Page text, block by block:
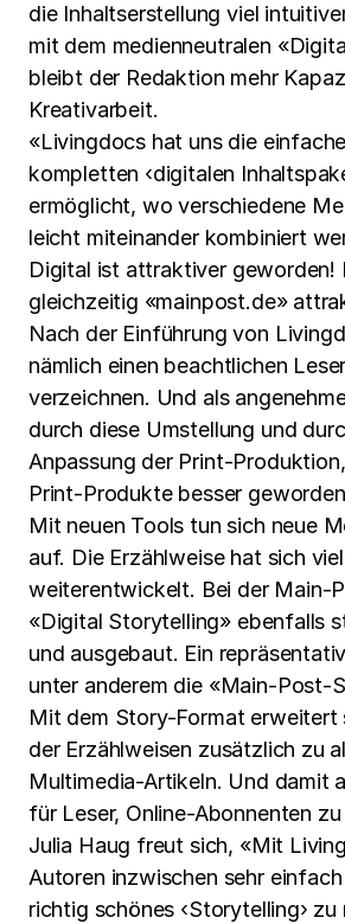
die Inhaltserstellung viel
mit dem medienneutralen
bleibt der Redaktion mehr
Kreativarbeit.
«Livingdocs hat uns die
kompletten ‹digitalen
ermöglicht, wo verschiedene
leicht miteinander kombiniert
Digital ist attraktiver geworden!
gleichzeitig «mainpost.de»
Nach der Einführung von
nämlich einen beachtlichen
verzeichnen. Und als
durch diese Umstellung und
Anpassung der Print-
Print-Produkte besser
Mit neuen Tools tun sich neue
auf. Die Erzählweise hat sich
weiterentwickelt. Bei der Main-
«Digital Storytelling» ebenfalls
und ausgebaut. Ein
unter anderem die «Main-Post-
Mit dem Story-Format erweitert
der Erzählweisen zusätzlich zu
Multimedia-Artikeln. Und damit
für Leser, Online-Abonnenten
Julia Haug freut sich, «Mit
Autoren inzwischen sehr
richtig schönes ‹Storytelling› zu